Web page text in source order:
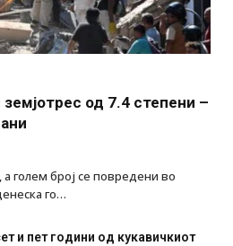
од 7.4 степени –
а голем број се повредени во
го…
и пет години од кукавичкиот